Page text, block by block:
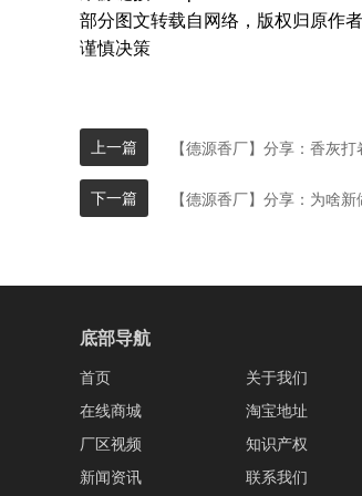
部分图文转载自网络，版权归原作
谨慎决策
上一篇 【德源香厂】分享：香灰
下一篇 【德源香厂】分享：为啥
底部导航
首页
关于我们
在线商城
淘宝地址
厂区视频
知识产权
新闻资讯
联系我们